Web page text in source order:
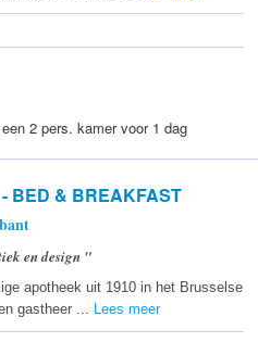
2 pers. kamer voor 1 dag
BED & BREAKFAST
en design "
apotheek uit 1910 in het Brusselse
gastheer ... Lees meer